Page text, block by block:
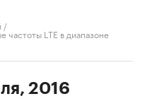
/
частоты LTE в диапазоне
2016